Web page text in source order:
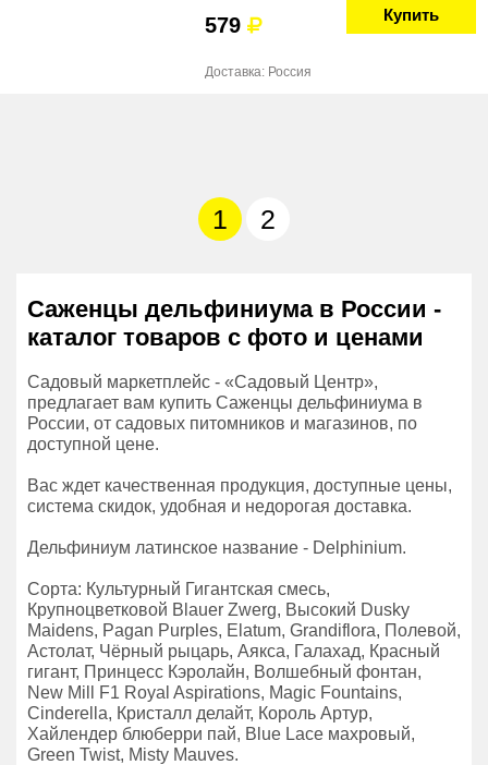
579 Купить
Доставка: Россия
1 2
Саженцы дельфиниума в России -
каталог товаров с фото и ценами
Садовый маркетплейс - «Садовый Центр»,
предлагает вам купить Саженцы дельфиниума в
России, от садовых питомников и магазинов, по
доступной цене.
Вас ждет качественная продукция, доступные цены,
система скидок, удобная и недорогая доставка.
Дельфиниум латинское название - Delphinium.
Сорта: Культурный Гигантская смесь,
Крупноцветковой Blauer Zwerg, Высокий Dusky
Maidens, Pagan Purples, Elatum, Grandiflora, Полевой,
Астолат, Чёрный рыцарь, Аякса, Галахад, Красный
гигант, Принцесс Кэролайн, Волшебный фонтан,
New Mill F1 Royal Aspirations, Magic Fountains,
Cinderella, Кристалл делайт, Король Артур,
Хайлендер блюберри пай, Blue Lace махровый,
Green Twist, Misty Mauves.